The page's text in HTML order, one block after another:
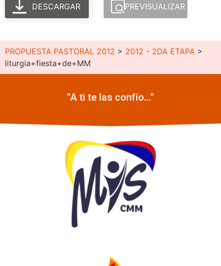
DESCARGAR PREVISUALIZAR
PROPUESTA PASTORAL 2012 > 2012 - 2DA ETAPA >
liturgia+fiesta+de+MM
"A ti te las confío..."